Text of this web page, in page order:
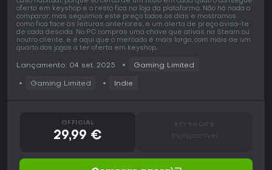
oferta em keyshop e o resto fica na loja da plataforma. Não há nada a
comparar, mas seguimos este preço todos os dias e mostramos
como fica face às leituras anteriores, e um alerta de preço avisa-te
de cada descida. No PC compras uma chave que ativas na Steam ou
noutro cliente, e é aqui que o mercado é mais largo, com mais de um
quarto dos jogos a ter oferta em keyshop.
Lançamento: 04 set. 2025 Gaming Limited
Gaming Limited Indie
OFFICIAL
29,99 € Indisponível